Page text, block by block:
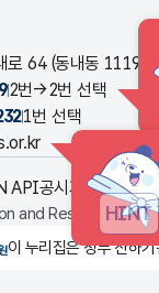
64 (동내동 1119번
2번→2번 선택
1번 선택
HINT
API공시자료 다운로
and Research
이 누리집은 정부 산하